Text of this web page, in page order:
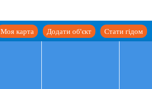
Стати гідом
Додати об'єкт
Моя карта